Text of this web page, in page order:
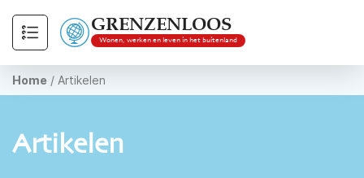
GRENZENLOOS
Wonen, werken en leven in het buitenland
Home / Artikelen
Artikelen